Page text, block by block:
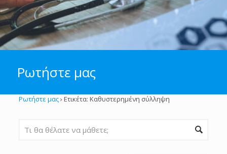
Ρωτήστε μας
Ρωτήστε μας› Ετικέτα: Καθυστερημένη σύλληψη